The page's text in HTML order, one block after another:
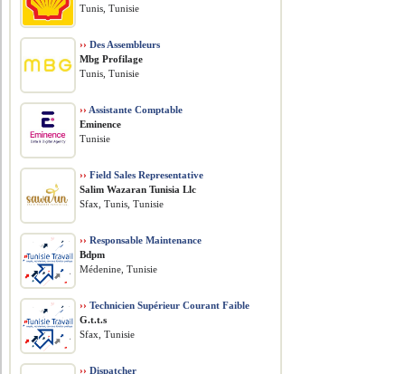
Tunis, Tunisie
›› Des Assembleurs
Mbg Profilage
Tunis, Tunisie
›› Assistante Comptable
Eminence
Tunisie
›› Field Sales Representative
Salim Wazaran Tunisia Llc
Sfax, Tunis, Tunisie
›› Responsable Maintenance
Bdpm
Médenine, Tunisie
›› Technicien Supérieur Courant Faible
G.t.t.s
Sfax, Tunisie
›› Dispatcher